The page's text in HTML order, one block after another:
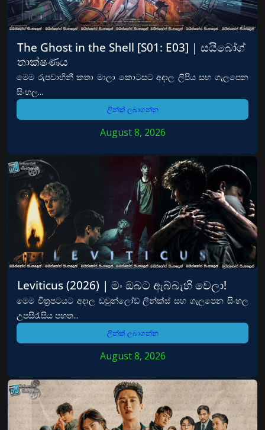
The Ghost in the Shell [S01: E03] | සයිබෝග්
තාක්ෂණය
මෙම රුපවාහිනී කතා මාලා කොටසට අදාල ලිපිය සහ ගැලපෙන
සිංහල...
ලින්ක් ලබාගන්න
August 8, 2026
Leviticus (2026) | මං ඔබට ඇබ්බැහි වෙලා!
මෙම චිත්‍රපටයට අදාල ඩවුන්ලෝඩ් ලින්ක්ස් සහ ගැලපෙන සිංහල
උපසිරැසිය පහත...
ලින්ක් ලබාගන්න
August 8, 2026